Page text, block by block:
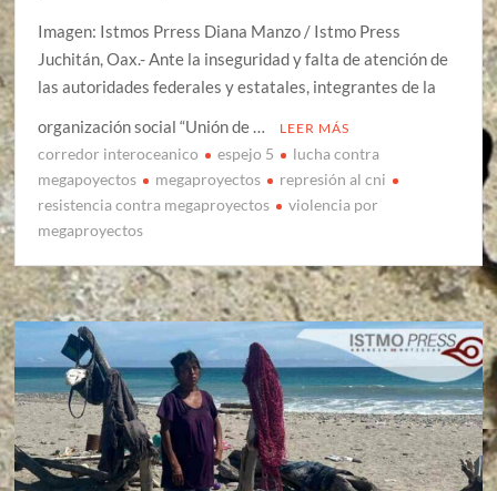
Imagen: Istmos Prress Diana Manzo / Istmo Press
Juchitán, Oax.- Ante la inseguridad y falta de atención de
las autoridades federales y estatales, integrantes de la
organización social “Unión de …
LEER MÁS
corredor interoceanico espejo 5
lucha contra
megapoyectos
megaproyectos
represión al cni
resistencia contra megaproyectos
violencia por
megaproyectos